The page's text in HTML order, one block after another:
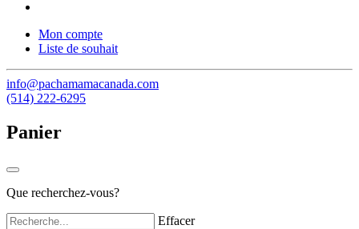
Mon compte
Liste de souhait
info@pachamamacanada.com
(514) 222-6295
Panier
Que recherchez-vous?
Effacer